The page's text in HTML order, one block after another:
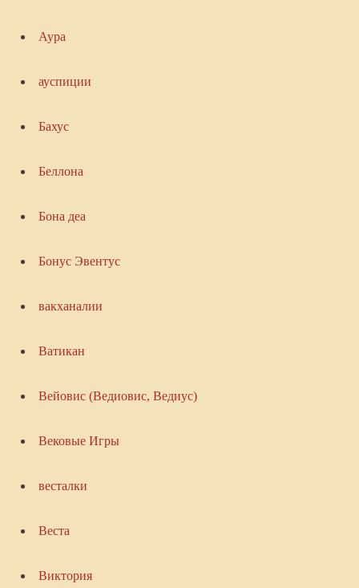
Аура
ауспиции
Бахус
Беллона
Бона деа
Бонус Эвентус
вакханалии
Ватикан
Вейовис (Ведиовис, Ведиус)
Вековые Игры
весталки
Веста
Виктория